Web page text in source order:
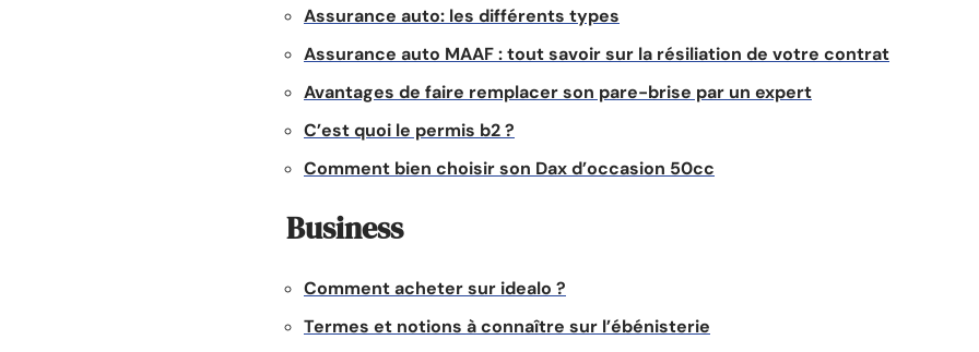
Assurance auto: les différents types
Assurance auto MAAF : tout savoir sur la résiliation de votre contrat
Avantages de faire remplacer son pare-brise par un expert
C’est quoi le permis b2 ?
Comment bien choisir son Dax d’occasion 50cc
Business
Comment acheter sur idealo ?
Termes et notions à connaître sur l’ébénisterie